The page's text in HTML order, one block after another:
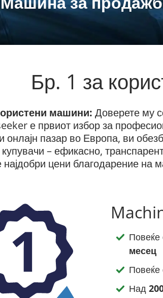
/
49,80 €
Бр. 1 за
машини: Доверете му
е првиот избор за
онлајн пазар во Европа, ви
купувачи – ефикасно,
најдобри цени благодарение
Повеќе
месец
Повеќе
Над